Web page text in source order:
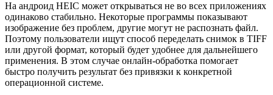
На андроид HEIC может открываться не во всех приложениях
одинаково стабильно. Некоторые программы показывают
изображение без проблем, другие могут не распознать файл.
Поэтому пользователи ищут способ переделать снимок в TIFF
или другой формат, который будет удобнее для дальнейшего
применения. В этом случае онлайн-обработка помогает
быстро получить результат без привязки к конкретной
операционной системе.